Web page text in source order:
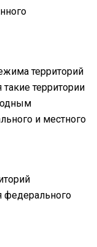
территорий
территории
и местного
федерального